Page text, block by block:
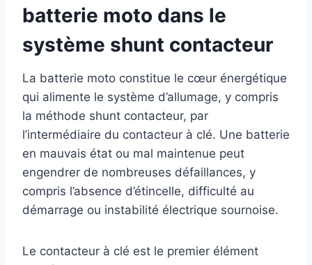
batterie moto dans le
système shunt contacteur
La batterie moto constitue le cœur énergétique
qui alimente le système d’allumage, y compris
la méthode shunt contacteur, par
l’intermédiaire du contacteur à clé. Une batterie
en mauvais état ou mal maintenue peut
engendrer de nombreuses défaillances, y
compris l’absence d’étincelle, difficulté au
démarrage ou instabilité électrique sournoise.
Le contacteur à clé est le premier élément